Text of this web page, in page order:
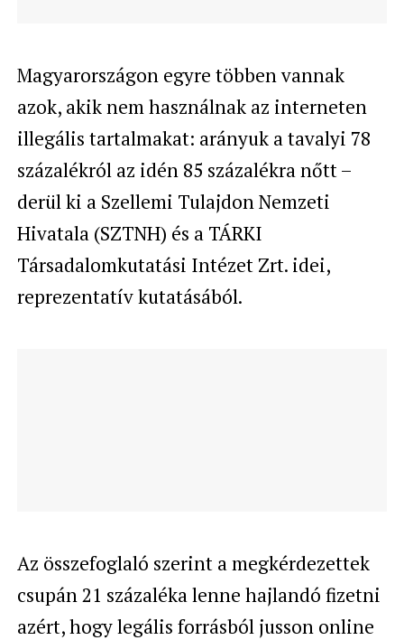
Magyarországon egyre többen vannak
azok, akik nem használnak az interneten
illegális tartalmakat: arányuk a tavalyi 78
százalékról az idén 85 százalékra nőtt –
derül ki a Szellemi Tulajdon Nemzeti
Hivatala (SZTNH) és a TÁRKI
Társadalomkutatási Intézet Zrt. idei,
reprezentatív kutatásából.
Az összefoglaló szerint a megkérdezettek
csupán 21 százaléka lenne hajlandó fizetni
azért, hogy legális forrásból jusson online